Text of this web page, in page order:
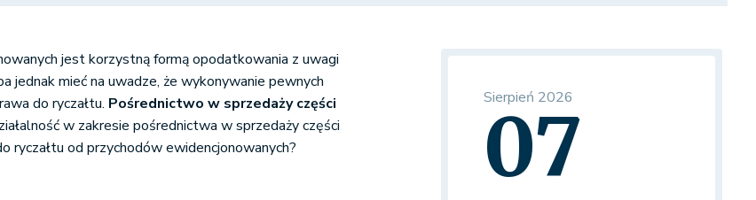
jest korzystną formą opodatkowania z uwagi
jednak mieć na uwadze, że wykonywanie pewnych
do ryczałtu. Pośrednictwo w sprzedaży części
w zakresie pośrednictwa w sprzedaży części
ryczałtu od przychodów ewidencjonowanych?
Sierpień 2026
07